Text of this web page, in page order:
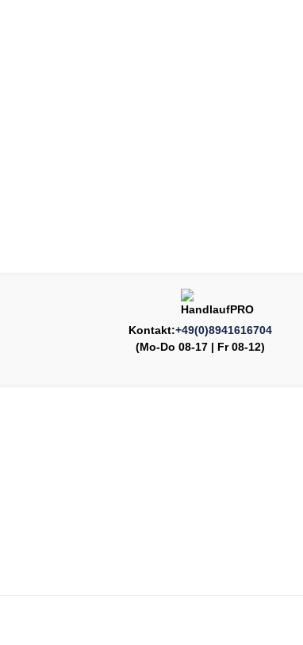
Kontakt:+49(0)8941616704
(Mo-Do 08-17 | Fr 08-12)